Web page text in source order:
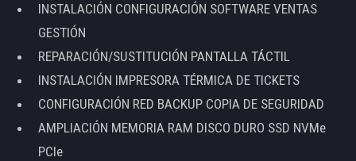
INSTALACIÓN CONFIGURACIÓN SOFTWARE VENTAS
GESTIÓN
REPARACIÓN/SUSTITUCIÓN PANTALLA TÁCTIL
INSTALACIÓN IMPRESORA TÉRMICA DE TICKETS
CONFIGURACIÓN RED BACKUP COPIA DE SEGURIDAD
AMPLIACIÓN MEMORIA RAM DISCO DURO SSD NVMe
PCIe